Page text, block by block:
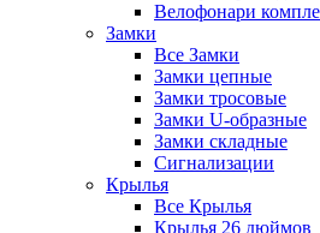
Велофонари
Замки
Все Замки
Замки цепные
Замки тросовые
Замки U-образные
Замки складные
Сигнализации
Крылья
Все Крылья
Крылья 26 дюймов